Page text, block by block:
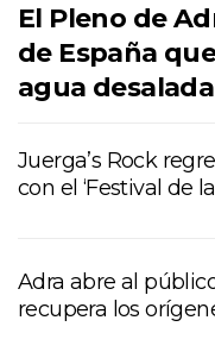
El Pleno de
de España
agua
Juerga’s Rock
con el ‘Festival de
Adra abre al
recupera los